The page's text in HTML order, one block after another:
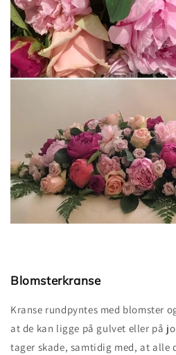
Blomsterkranse
Kranse rundpyntes med blomster
at de kan ligge på gulvet eller på
tager skade, samtidig med, at alle